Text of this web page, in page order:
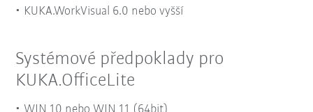
KUKA.WorkVisual 6.0 nebo vyšší
Systémové předpoklady pro
KUKA.OfficeLite